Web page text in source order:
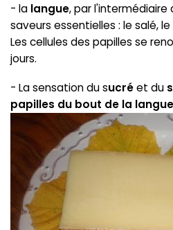
- la langue, par l'intermédiaire
saveurs essentielles : le salé,
Les cellules des papilles se
jours.
- La sensation du sucréet du
papilles du bout de la langue